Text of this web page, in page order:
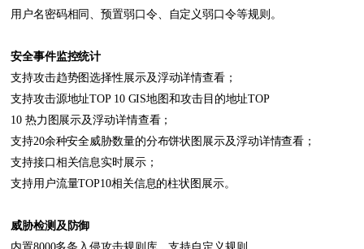
用户名密码相同、预置弱口令、自定义弱口令等规则。
安全事件监控统计
支持攻击趋势图选择性展示及浮动详情查看；
支持攻击源地址TOP 10 GIS地图和攻击目的地址TOP
10 热力图展示及浮动详情查看；
支持20余种安全威胁数量的分布饼状图展示及浮动详情查看；
支持接口相关信息实时展示；
支持用户流量TOP10相关信息的柱状图展示。
威胁检测及防御